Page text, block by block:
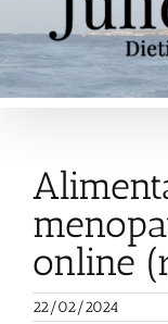
online
22/02/2024